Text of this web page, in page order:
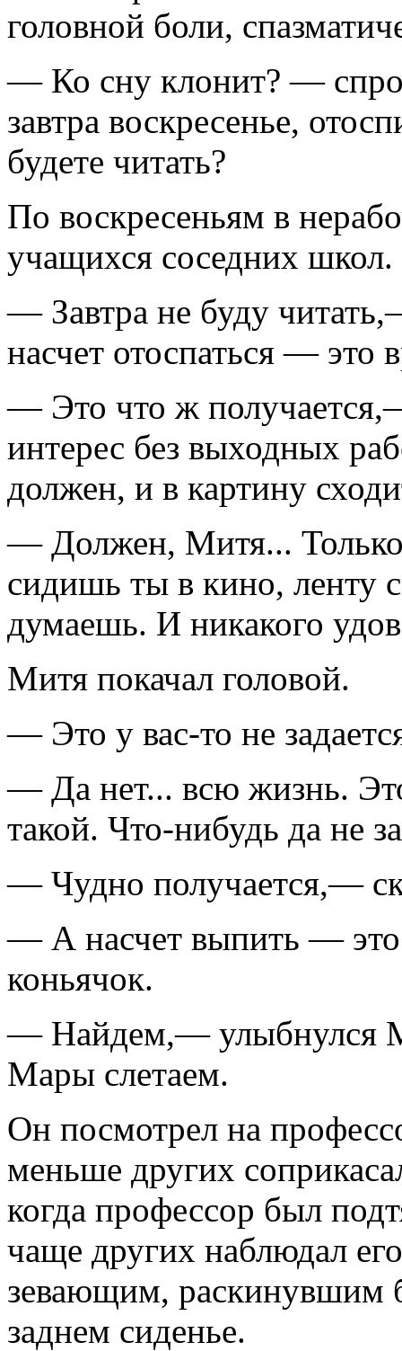
головной боли,
— Ко сну клонит? —
завтра воскресенье,
будете читать?
По воскресеньям в
учащихся соседних школ.
— Завтра не буду
насчет отоспаться — это
— Это что ж
интерес без выходных
должен, и в картину
— Должен, Митя... Только
сидишь ты в кино, ленту
думаешь. И никакого
Митя покачал головой.
— Это у вас-то не
— Да нет... всю жизнь.
такой. Что-нибудь да не
— Чудно получается,—
— А насчет выпить — это
коньячок.
— Найдем,— улыбнулся
Мары слетаем.
Он посмотрел на
меньше других
когда профессор был
чаще других наблюдал
зевающим, раскинувшим
заднем сиденье.